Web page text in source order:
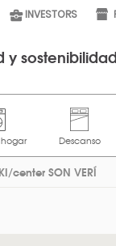
INVESTORS
y sostenibilidad
center SON VERÍ